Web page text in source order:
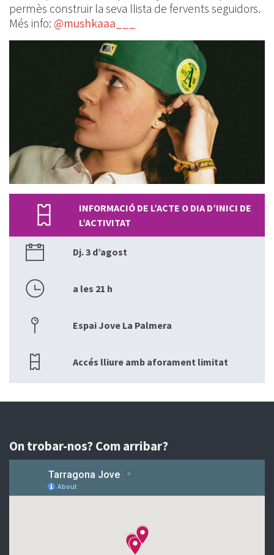
permès construir la seva llista de fervents seguidors.
Més info: @mushkaaa___
INFORMACIÓ DE L’ACTE O DIA D’INICI DE
L’ACTIVITAT
Dj. 3 d’agost
a les 21 h
Espai Jove La Palmera
Accés lliure amb aforament limitat
On trobar-nos? Com arribar?